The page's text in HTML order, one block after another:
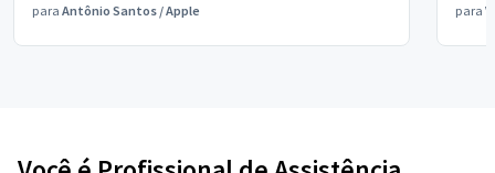
para Antônio Santos /Apple para